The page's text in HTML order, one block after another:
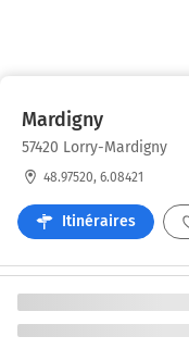
Mardigny
57420 Lorry-Mardigny
48.97520, 6.08421
Itinéraires